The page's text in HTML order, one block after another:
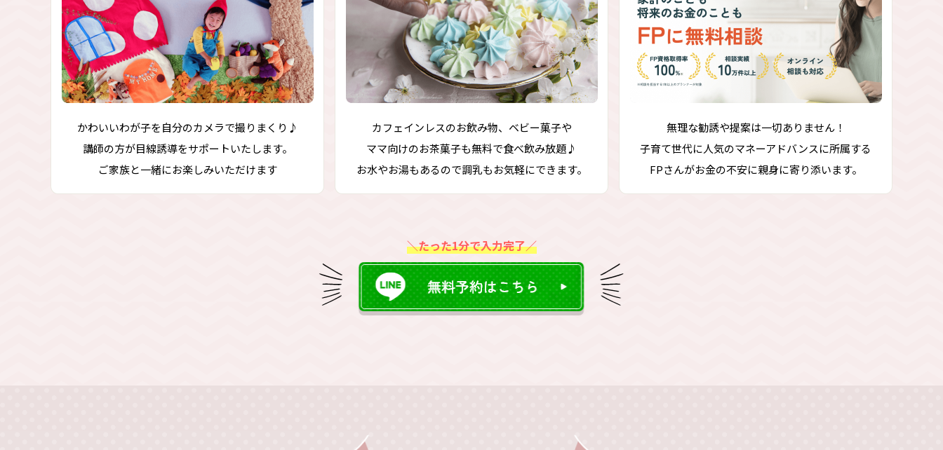
かわいいわが子を自分のカメラで撮りまくり♪
講師の方が目線誘導をサポートいたします。
ご家族と一緒にお楽しみいただけます
カフェインレスのお飲み物、ベビー菓子や
ママ向けのお茶菓子も無料で食べ飲み放題♪
お水やお湯もあるので調乳もお気軽にできます。
無理な勧誘や提案は一切ありません！
子育て世代に人気のマネーアドバンスに所属する
FPさんがお金の不安に親身に寄り添います。
＼たった1分で入力完了／